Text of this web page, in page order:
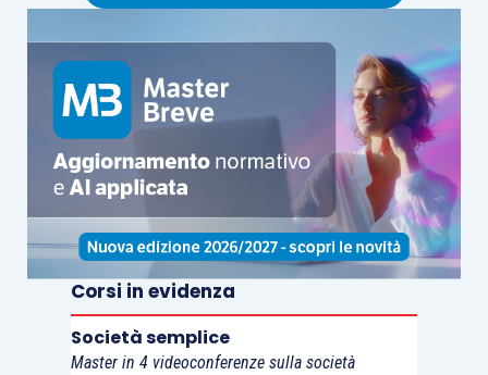
Corsi in evidenza
Società semplice
Master in 4 videoconferenze sulla società